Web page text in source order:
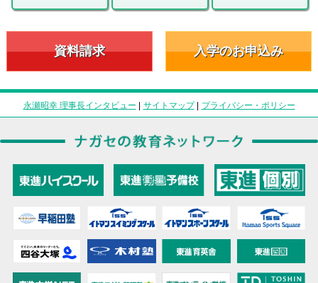
資料請求 入学のお申込み
永瀬昭幸 理事長インタビュー | サイトマップ| プライバシー・ポリシー